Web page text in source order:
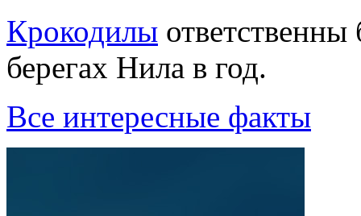
Кpокодилы
беpегах Hила в год.
Все интересные факты